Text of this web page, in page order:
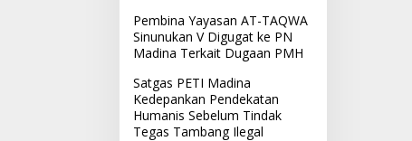
Pembina Yayasan AT-TAQWA
Sinunukan V Digugat ke PN
Madina Terkait Dugaan PMH
Satgas PETI Madina
Kedepankan Pendekatan
Humanis Sebelum Tindak
Tegas Tambang Ilegal